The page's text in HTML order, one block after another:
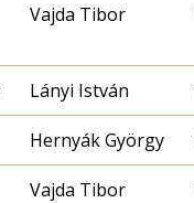
Vajda Tibor
Lányi István
Hernyák György
Vajda Tibor